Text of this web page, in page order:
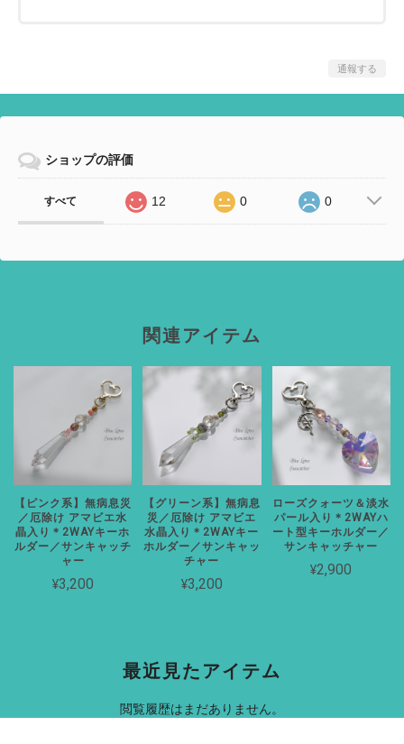
通報する
ショップの評価
すべて 12 0 0
関連アイテム
【ピンク系】無病息災
／厄除け アマビエ水
晶入り＊2WAYキーホ
ルダー／サンキャッチ
ャー
¥3,200
【グリーン系】無病息
災／厄除け アマビエ
水晶入り＊2WAYキー
ホルダー／サンキャッ
チャー
¥3,200
ローズクォーツ＆淡水
パール入り＊2WAYハ
ート型キーホルダー／
サンキャッチャー
¥2,900
最近見たアイテム
閲覧履歴はまだありません。